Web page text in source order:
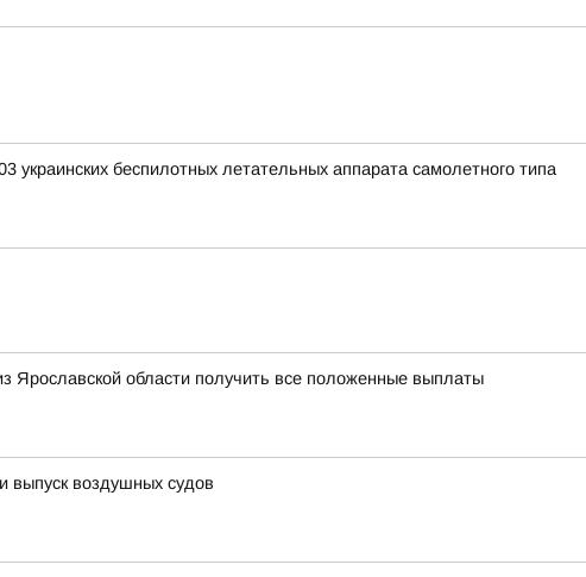
беспилотных летательных аппарата самолетного типа
Ярославской области получить все положенные выплаты
воздушных судов